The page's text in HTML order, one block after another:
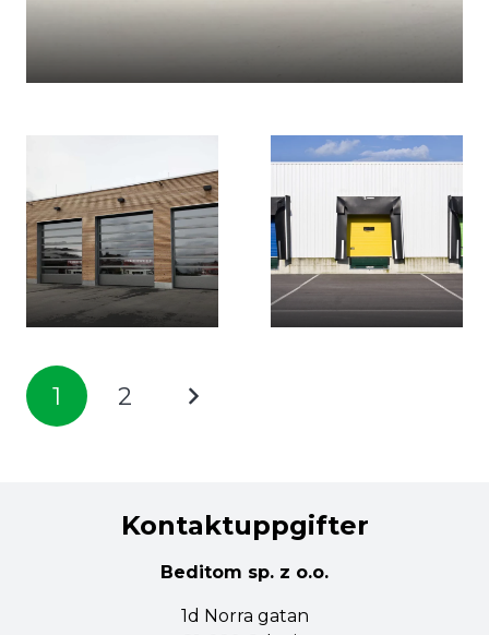
1 2
Kontaktuppgifter
Beditom sp. z o.o.
1d Norra gatan